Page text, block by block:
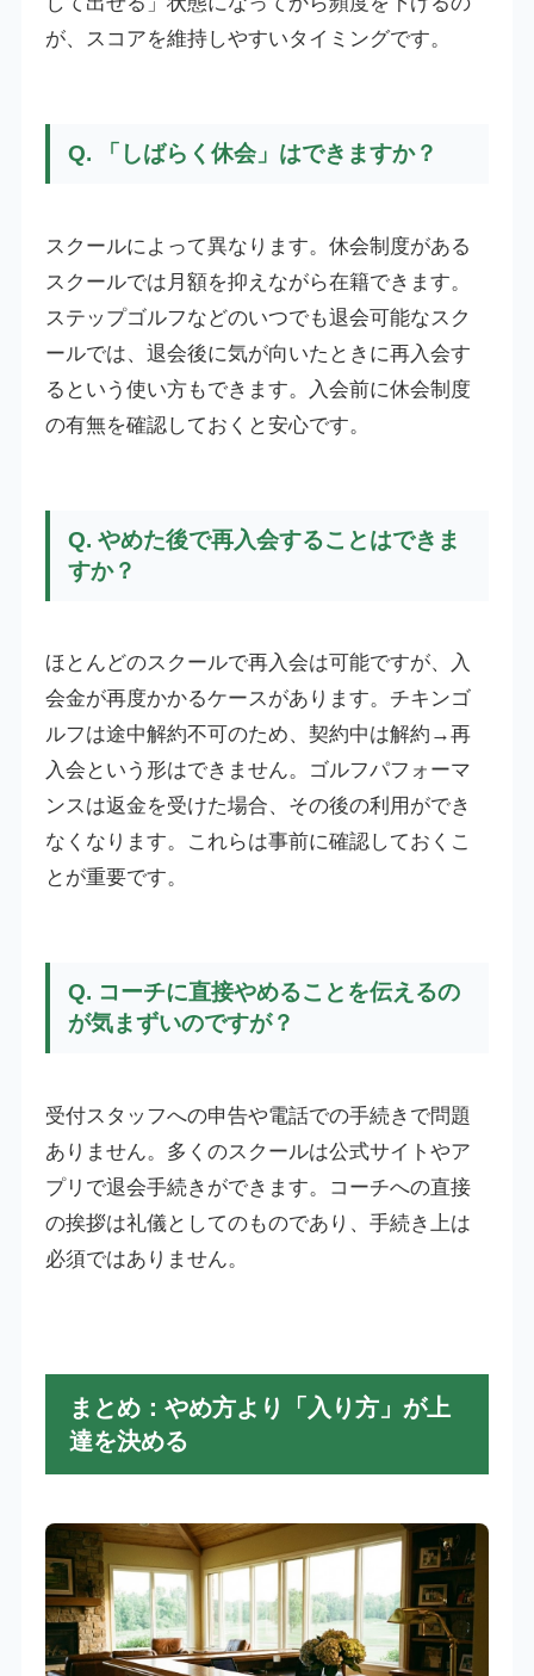
が、スコアを維持しやすいタイミングです。
Q. 「しばらく休会」はできますか？
スクールによって異なります。休会制度がある
スクールでは月額を抑えながら在籍できます。
ステップゴルフなどのいつでも退会可能なスク
ールでは、退会後に気が向いたときに再入会す
るという使い方もできます。入会前に休会制度
の有無を確認しておくと安心です。
Q. やめた後で再入会することはできま
すか？
ほとんどのスクールで再入会は可能ですが、入
会金が再度かかるケースがあります。チキンゴ
ルフは途中解約不可のため、契約中は解約→再
入会という形はできません。ゴルフパフォーマ
ンスは返金を受けた場合、その後の利用ができ
なくなります。これらは事前に確認しておくこ
とが重要です。
Q. コーチに直接やめることを伝えるの
が気まずいのですが？
受付スタッフへの申告や電話での手続きで問題
ありません。多くのスクールは公式サイトやア
プリで退会手続きができます。コーチへの直接
の挨拶は礼儀としてのものであり、手続き上は
必須ではありません。
まとめ：やめ方より「入り方」が上
達を決める